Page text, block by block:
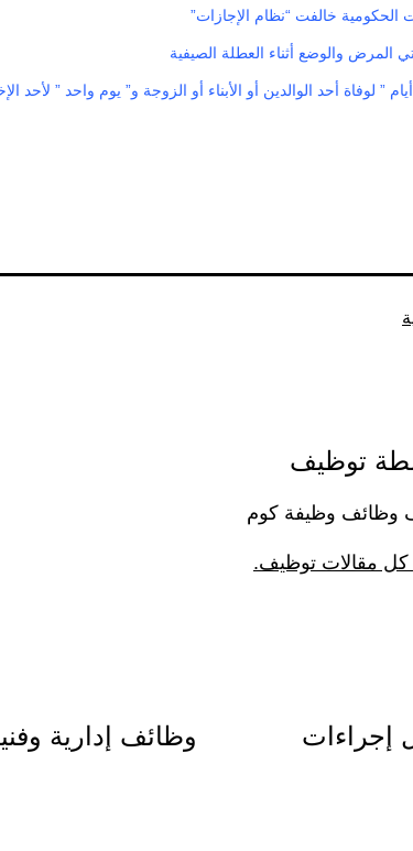
الحكومية خالفت “نظام الإجازات”
والوضع أثناء العطلة الصيفية
” لوفاة أحد الوالدين أو الأبناء أو الزوجة و” يوم واحد ” لأحد
توظيف
وظائف وظيفة كوم
مقالات توظيف.
إجراءات
وظائف إدارية